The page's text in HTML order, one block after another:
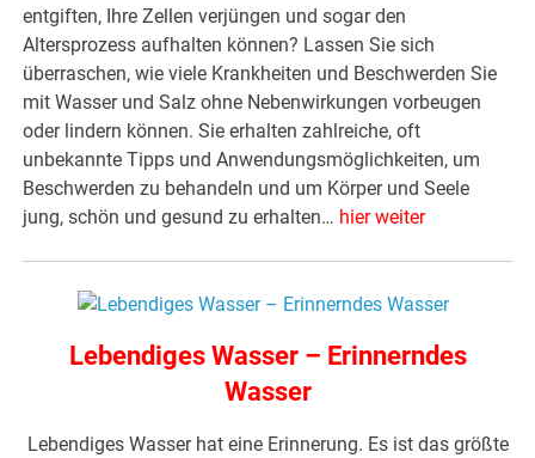
entgiften, Ihre Zellen verjüngen und sogar den
Altersprozess aufhalten können? Lassen Sie sich
überraschen, wie viele Krankheiten und Beschwerden Sie
mit Wasser und Salz ohne Nebenwirkungen vorbeugen
oder lindern können. Sie erhalten zahlreiche, oft
unbekannte Tipps und Anwendungsmöglichkeiten, um
Beschwerden zu behandeln und um Körper und Seele
jung, schön und gesund zu erhalten… hier weiter
Lebendiges Wasser – Erinnerndes
Wasser
Lebendiges Wasser hat eine Erinnerung. Es ist das größte